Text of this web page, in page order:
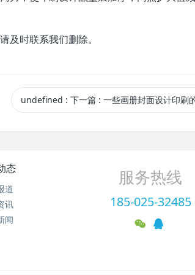
及时联系我们删除。
undefined :下一篇 : 一些画册封面设计印刷
态
道
讯
闻
服务热线
185-025-32485